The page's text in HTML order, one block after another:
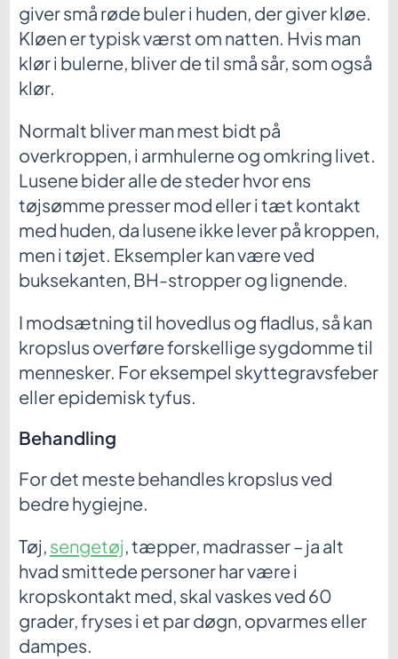
giver små røde buler i huden, der giver kløe.
Kløen er typisk værst om natten. Hvis man
klør i bulerne, bliver de til små sår, som også
klør.
Normalt bliver man mest bidt på
overkroppen, i armhulerne og omkring livet.
Lusene bider alle de steder hvor ens
tøjsømme presser mod eller i tæt kontakt
med huden, da lusene ikke lever på kroppen,
men i tøjet. Eksempler kan være ved
buksekanten, BH-stropper og lignende.
I modsætning til hovedlus og fladlus, så kan
kropslus overføre forskellige sygdomme til
mennesker. For eksempel skyttegravsfeber
eller epidemisk tyfus.
Behandling
For det meste behandles kropslus ved
bedre hygiejne.
Tøj, sengetøj, tæpper, madrasser – ja alt
hvad smittede personer har være i
kropskontakt med, skal vaskes ved 60
grader, fryses i et par døgn, opvarmes eller
dampes.